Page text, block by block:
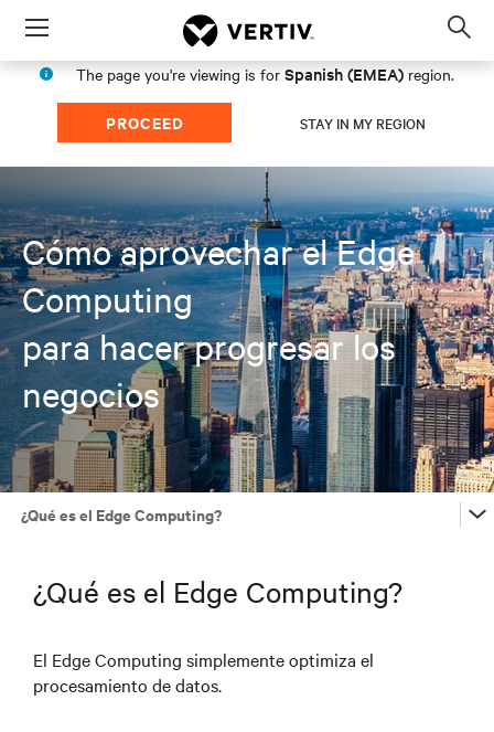
Menu
The page you're viewing is for Spanish (EMEA) region.
PROCEED STAY IN MY REGION
Cómo aprovechar el Edge
Computing
para hacer progresar los
negocios
¿Qué es el Edge Computing?
¿Qué es el Edge Computing?
El Edge Computing simplemente optimiza el
procesamiento de datos.